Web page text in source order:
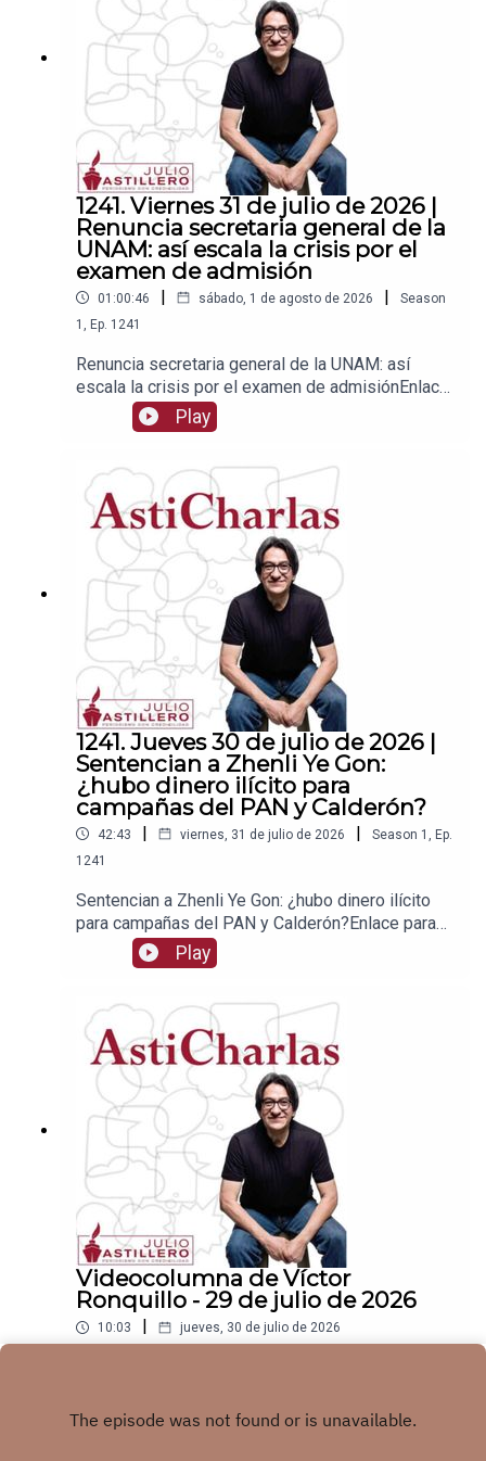
1539408017CLABE: 012 320 01539408017
2Tienda:https://julioastillerotienda.com/
1241. Viernes 31 de julio de 2026 |
Renuncia secretaria general de la
UNAM: así escala la crisis por el
examen de admisión
01:00:46 | sábado, 1 de agosto de 2026 |
Season
1 , Ep. 1241
Renuncia secretaria general de la UNAM: así
escala la crisis por el examen de admisiónEnlace
para apoyar vía
Patreon:https://www.patreon.com/julioastilleroEnl
PayPal:https://www.paypal.me/julioastilleroCuent
a para hacer transferencias a cuenta BBVA a
nombre de Julio Hernández López:
1539408017CLABE: 012 320 01539408017
2Tienda:https://julioastillerotienda.com/
Play
1241. Jueves 30 de julio de 2026 |
Sentencian a Zhenli Ye Gon:
¿hubo dinero ilícito para
campañas del PAN y Calderón?
42:43 | viernes, 31 de julio de 2026 | Season 1 , Ep.
1241
Sentencian a Zhenli Ye Gon: ¿hubo dinero ilícito
para campañas del PAN y Calderón?Enlace para
apoyar vía
Patreon:https://www.patreon.com/julioastilleroEnl
PayPal:https://www.paypal.me/julioastilleroCuent
a para hacer transferencias a cuenta BBVA a
nombre de Julio Hernández López:
1539408017CLABE: 012 320 01539408017
2Tienda:https://julioastillerotienda.com/
Play
Videocolumna de Víctor
Ronquillo - 29 de julio de 2026
10:03 | jueves, 30 de julio de 2026
vía
Patreon:https://www.patreon.com/julioastilleroEnl
Play